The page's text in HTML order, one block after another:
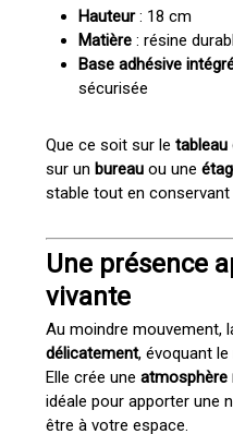
Hauteur: 18 cm
Matière: résine
Base adhésive
sécurisée
Que ce soit sur le tableau
sur un bureauou une
stable tout en
Une présence
vivante
Au moindre mouvement,
délicatement, évoquant
Elle crée une atmosphère
idéale pour apporter une
être à votre espace.